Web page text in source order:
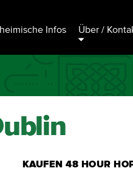
Infos Über /
KAUFEN 48 HOUR